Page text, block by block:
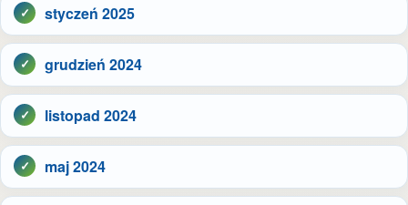
styczeń 2025
grudzień 2024
listopad 2024
maj 2024